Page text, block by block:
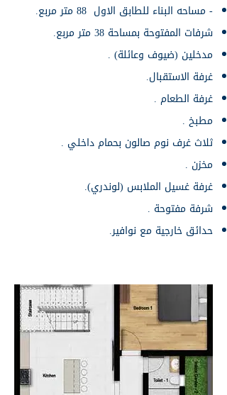
- مساحه البناء للطابق الاول 88 متر مربع.
شرفات المفتوحة بمساحة 38 متر مربع.
مدخلين (ضيوف وعائلة) .
غرفة الاستقبال.
غرفة الطعام .
مطبخ .
ثلاث غرف نوم صالون بحمام داخلي .
مخزن .
غرفة غسيل الملابس (لوندري).
شرفة مفتوحة .
حدائق خارجية مع نوافير.